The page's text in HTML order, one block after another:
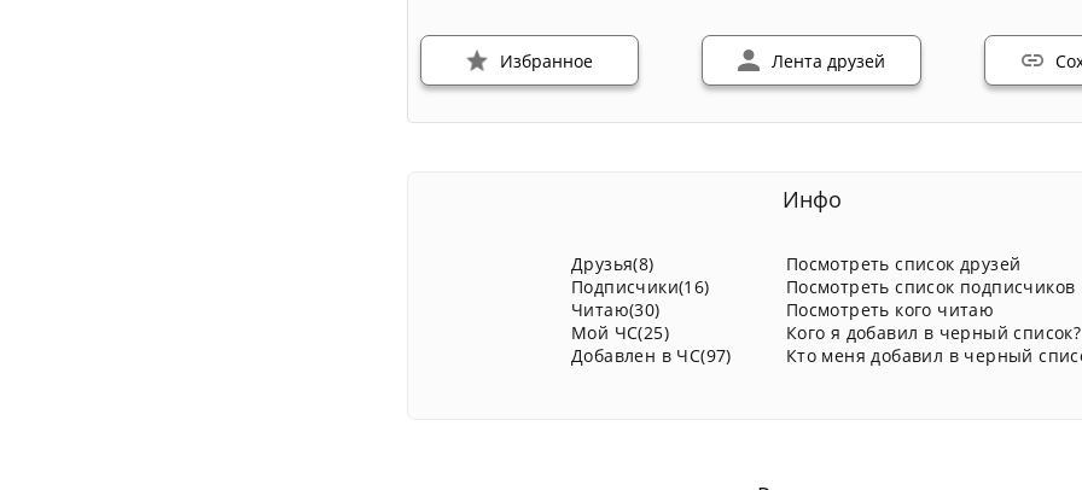
Избранное Лента друзей
Инфо
Друзья(8)
Подписчики(16)
Читаю(30)
Мой ЧС(25)
Добавлен в ЧС(97)
Посмотреть список друзей
Посмотреть список подписчиков
Посмотреть кого читаю
Кого я добавил в черный список?
Кто меня добавил в черный